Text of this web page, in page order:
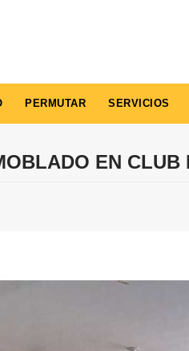
PERMUTAR SERVICIOS
EN CLUB